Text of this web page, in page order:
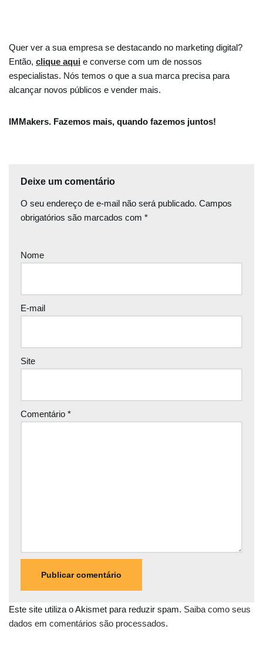
Quer ver a sua empresa se destacando no marketing digital?
Então, clique aqui e converse com um de nossos
especialistas. Nós temos o que a sua marca precisa para
alcançar novos públicos e vender mais.
IMMakers. Fazemos mais, quando fazemos juntos!
Deixe um comentário
O seu endereço de e-mail não será publicado. Campos
obrigatórios são marcados com *
Nome
E-mail
Site
Comentário *
Este site utiliza o Akismet para reduzir spam. Saiba como seus
dados em comentários são processados.